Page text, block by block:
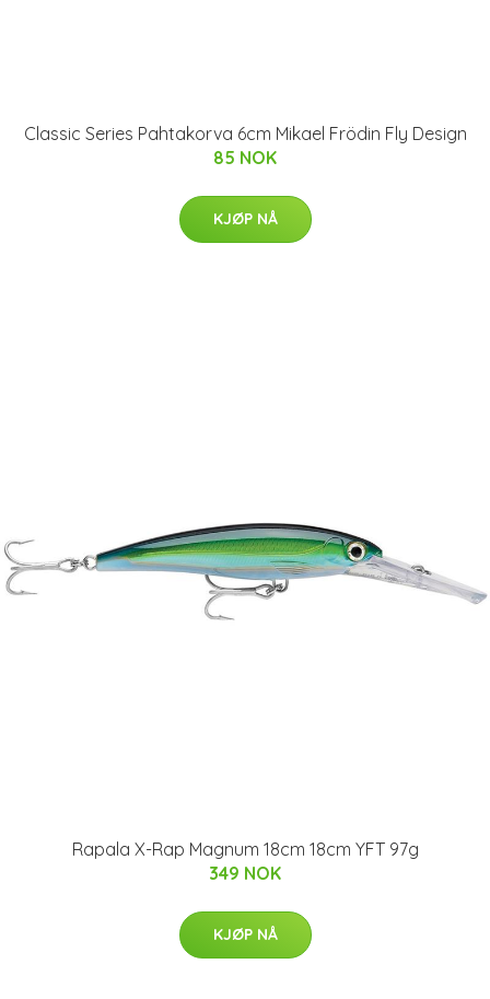
Classic Series Pahtakorva 6cm Mikael Frödin Fly Design
85 NOK
KJØP NÅ
Rapala X-Rap Magnum 18cm 18cm YFT 97g
349 NOK
KJØP NÅ